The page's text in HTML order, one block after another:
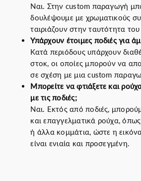
Ναι. Στην custom παραγωγή
δουλέψουμε με χρωματικούς
ταιριάζουν στην ταυτότητα
Υπάρχουν έτοιμες ποδιές για
Κατά περιόδους υπάρχουν
στοκ, οι οποίες μπορούν να
σε σχέση με μια custom
Μπορείτε να φτιάξετε και
με τις ποδιές;
Ναι. Εκτός από ποδιές,
και επαγγελματικά ρούχα,
ή άλλα κομμάτια, ώστε η
είναι ενιαία και προσεγμένη.